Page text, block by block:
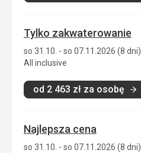
Tylko zakwaterowanie
so 31.10. - so 07.11.2026 (8 dni)
All inclusive
od 2 463 zł za osobę
Najlepsza cena
so 31.10. - so 07.11.2026 (8 dni)